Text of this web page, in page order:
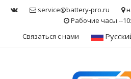
service@battery-pro.ru
Рабочие часы --
Связаться с нами